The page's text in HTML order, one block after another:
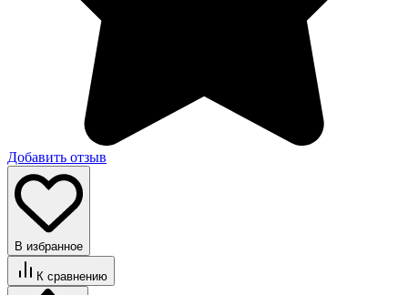
Добавить отзыв
В избранное
К сравнению